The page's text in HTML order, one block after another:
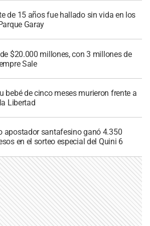
de 15 años fue hallado sin vida en los
Garay
$20.000 millones, con 3 millones de
Sale
bebé de cinco meses murieron frente a
Libertad
apostador santafesino ganó 4.350
en el sorteo especial del Quini 6